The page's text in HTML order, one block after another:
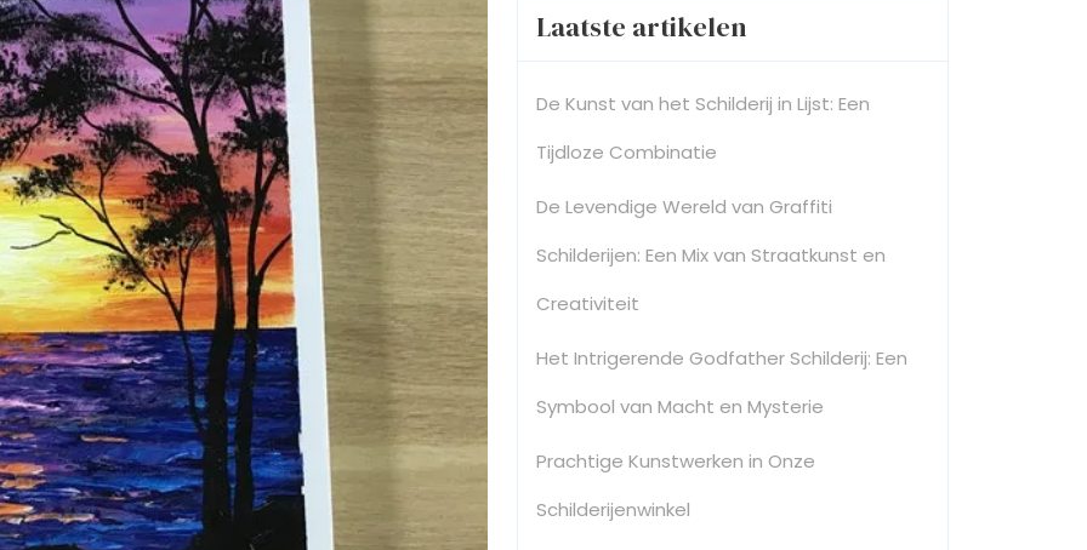
Laatste artikelen
De Kunst van het Schilderij in Lijst: Een
Tijdloze Combinatie
De Levendige Wereld van Graffiti
Schilderijen: Een Mix van Straatkunst en
Creativiteit
Het Intrigerende Godfather Schilderij: Een
Symbool van Macht en Mysterie
Prachtige Kunstwerken in Onze
Schilderijenwinkel